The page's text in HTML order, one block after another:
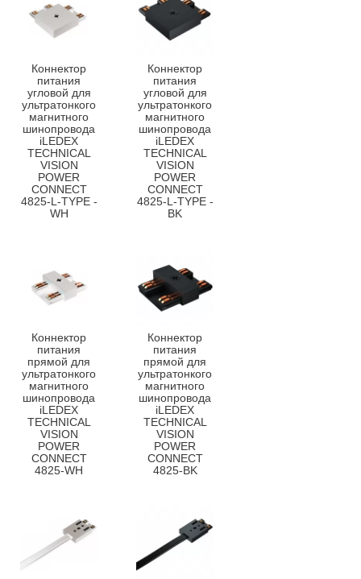
Коннектор
питания
угловой для
ультратонкого
магнитного
шинопровода
iLEDEX
TECHNICAL
VISION
POWER
CONNECT
4825-L-TYPE -
WH
Коннектор
питания
угловой для
ультратонкого
магнитного
шинопровода
iLEDEX
TECHNICAL
VISION
POWER
CONNECT
4825-L-TYPE -
BK
Коннектор
питания
прямой для
ультратонкого
магнитного
шинопровода
iLEDEX
TECHNICAL
VISION
POWER
CONNECT
4825-WH
Коннектор
питания
прямой для
ультратонкого
магнитного
шинопровода
iLEDEX
TECHNICAL
VISION
POWER
CONNECT
4825-BK